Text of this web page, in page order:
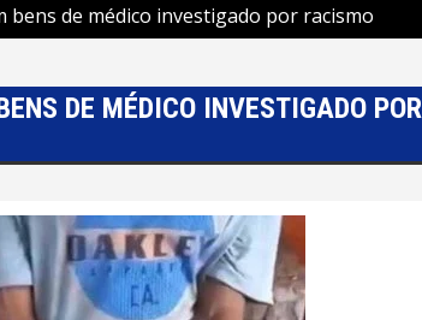
bens de médico investigado por racismo
DE MÉDICO INVESTIGADO POR